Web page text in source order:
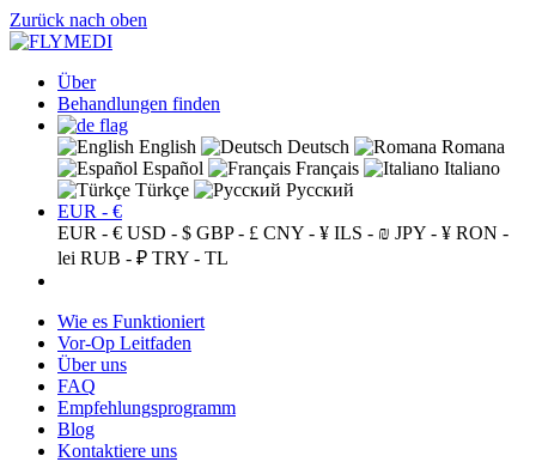
Zurück nach oben
Über
Behandlungen finden
English Deutsch
Romana
Español
Français
Italiano
Türkçe
Русский
EUR - €
EUR - € USD - $ GBP - £ CNY - ¥ ILS - ₪ JPY - ¥ RON -
lei RUB - ₽ TRY - TL
Wie es Funktioniert
Vor-Op Leitfaden
Über uns
FAQ
Empfehlungsprogramm
Blog
Kontaktiere uns